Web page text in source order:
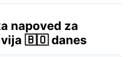
napoved za
🇧🇴 danes